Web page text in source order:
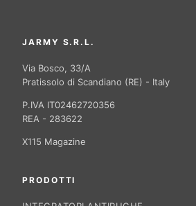
JARMY S.R.L.
Via Bosco, 33/A
Pratissolo di Scandiano (RE) - Italy
P.IVA IT02462720356
REA - 283622
X115 Magazine
PRODOTTI